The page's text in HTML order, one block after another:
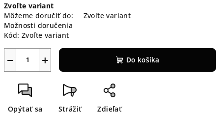
cena:
Zvoľte variant
Môžeme doručiť do:
Zvoľte variant
Možnosti doručenia
Kód: Zvoľte variant
+
− Do košíka
Opýtať sa Strážiť Zdieľať